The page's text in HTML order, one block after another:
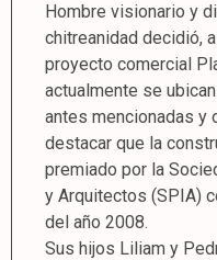
Hombre visionario y
chitreanidad decidió,
proyecto comercial
actualmente se
antes mencionadas y
destacar que la
premiado por la
y Arquitectos (SPIA)
del año 2008.
Sus hijos Liliam y